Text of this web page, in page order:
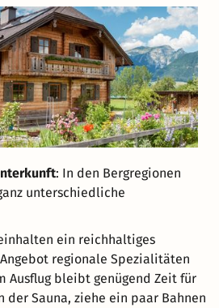
: In den Bergregionen
unterschiedliche
ein reichhaltiges
regionale Spezialitäten
Ausflug bleibt genügend Zeit für
der Sauna, ziehe ein paar Bahnen